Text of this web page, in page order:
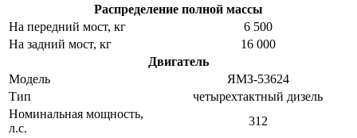
Распределение полной массы
На передний мост, кг
6 500
На задний мост, кг
16 000
Двигатель
Модель
ЯМЗ-53624
Тип
четырехтактный дизель
Номинальная мощность,
л.с.
312